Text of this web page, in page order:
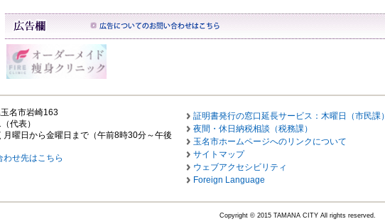
名市岩崎163
代表）
月曜日から金曜日まで（午前8時30分～午後
せ先はこちら
証明書発行の窓口延長サービス：木曜日（市民課）
夜間・休日納税相談（税務課）
玉名市ホームページへのリンクについて
サイトマップ
ウェブアクセシビリティ
Foreign Language
Copyright © 2015 TAMANA CITY All rights reserved.